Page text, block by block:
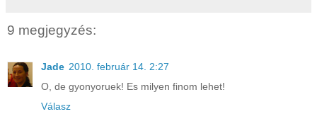
9 megjegyzés:
Jade 2010. február 14. 2:27
O, de gyonyoruek! Es milyen finom lehet!
Válasz